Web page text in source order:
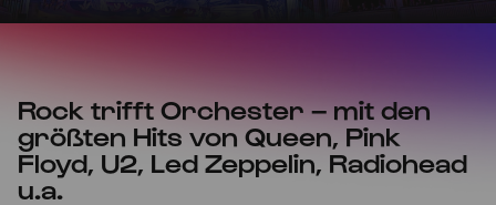
Rock trifft Orchester – mit den
größten Hits von Queen, Pink
Floyd, U2, Led Zeppelin, Radiohead
u.a.